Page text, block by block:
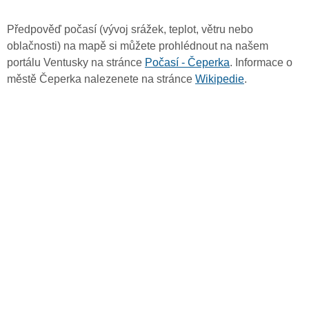
Předpověď počasí (vývoj srážek, teplot, větru nebo
oblačnosti) na mapě si můžete prohlédnout na našem
portálu Ventusky na stránce Počasí - Čeperka. Informace o
městě Čeperka nalezenete na stránce Wikipedie.